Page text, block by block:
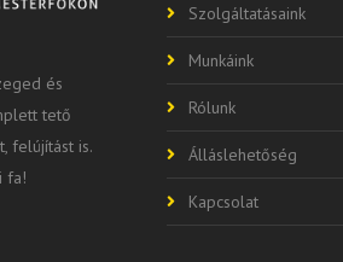
és
tető
felújítást is.
fa!
Szolgáltatásaink
Munkáink
Rólunk
Álláslehetőség
Kapcsolat